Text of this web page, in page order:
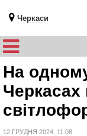
Черкаси
На
Черкасах
12 ГРУДНЯ 2024, 11:08